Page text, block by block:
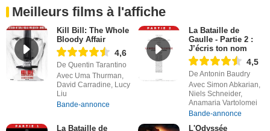
Meilleurs films à l'affiche
Kill Bill: The Whole
Bloody Affair
4,6
De Quentin Tarantino
Avec Uma Thurman,
David Carradine, Lucy
Liu
Bande-annonce
La Bataille de
Gaulle - Partie 2 :
J’écris ton nom
4,5
De Antonin Baudry
Avec Simon Abkarian,
Niels Schneider,
Anamaria Vartolomei
Bande-annonce
La Bataille de L'Odyssée